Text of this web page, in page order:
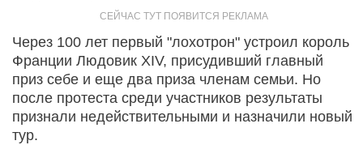
Через 100 лет первый "лохотрон" устроил король
Франции Людовик XIV, присудивший главный
приз себе и еще два приза членам семьи. Но
после протеста среди участников результаты
признали недействительными и назначили новый
тур.